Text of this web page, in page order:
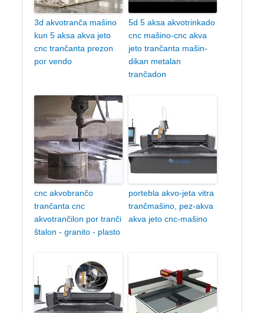
3d akvotranĉa maŝino
kun 5 aksa akva jeto
cnc tranĉanta prezon
por vendo
5d 5 aksa akvotrinkado
cnc maŝino-cnc akva
jeto tranĉanta maŝin-
dikan metalan
tranĉadon
cnc akvobranĉo
tranĉanta cnc
akvotranĉilon por tranĉi
ŝtalon - granito - plasto
portebla akvo-jeta vitra
tranĉmaŝino, pez-akva
akva jeto cnc-maŝino